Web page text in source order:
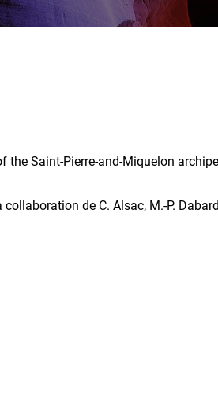
the Saint-Pierre-and-Miquelon
de C. Alsac, M.-P.